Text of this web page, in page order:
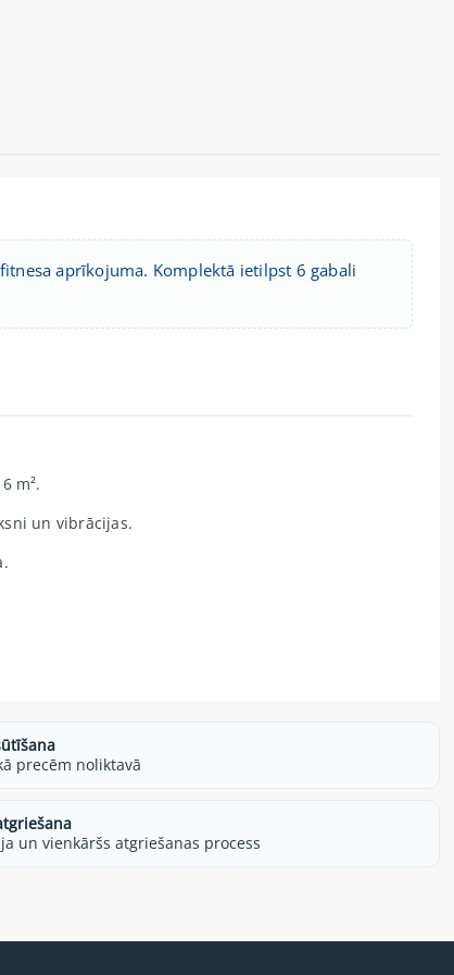
aprīkojuma. Komplektā ietilpst 6 gabali
m².
un vibrācijas.
precēm noliktavā
un vienkāršs atgriešanas process